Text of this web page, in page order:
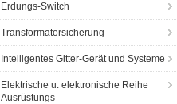
Erdungs-Switch
Transformatorsicherung
Intelligentes Gitter-Gerät und Systeme
Elektrische u. elektronische Reihe
Ausrüstungs-